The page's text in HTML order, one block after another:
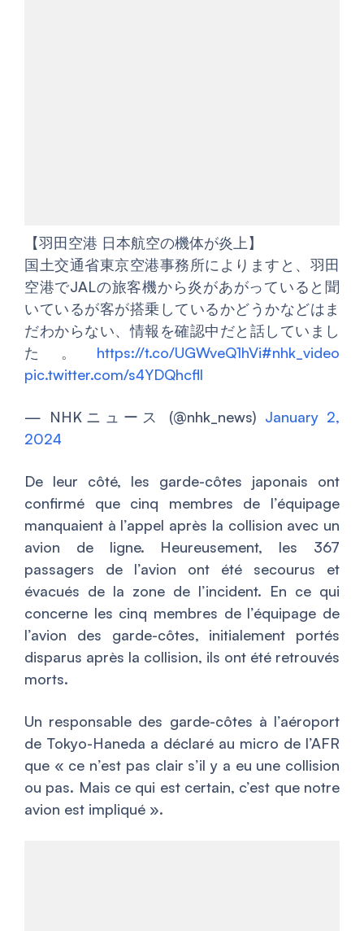
【羽田空港 日本航空の機体が炎上】
国土交通省東京空港事務所によりますと、羽田
空港でJALの旅客機から炎があがっていると聞
いているが客が搭乗しているかどうかなどはま
だわからない、情報を確認中だと話していまし
た。 https://t.co/UGWveQ1hVi#nhk_video
pic.twitter.com/s4YDQhcfll
— NHKニュース (@nhk_news) January 2,
2024
De leur côté, les garde-côtes japonais ont
confirmé que cinq membres de l’équipage
manquaient à l’appel après la collision avec un
avion de ligne. Heureusement, les 367
passagers de l’avion ont été secourus et
évacués de la zone de l’incident. En ce qui
concerne les cinq membres de l’équipage de
l’avion des garde-côtes, initialement portés
disparus après la collision, ils ont été retrouvés
morts.
Un responsable des garde-côtes à l’aéroport
de Tokyo-Haneda a déclaré au micro de l’AFR
que « ce n’est pas clair s’il y a eu une collision
ou pas. Mais ce qui est certain, c’est que notre
avion est impliqué ».